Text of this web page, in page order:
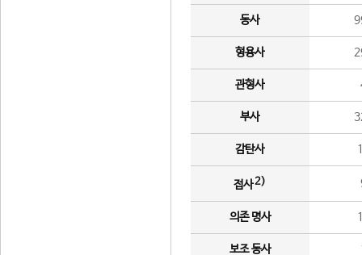
동사
형용사
관형사
부사
감탄사
접사2)
의존 명사
보조 동사